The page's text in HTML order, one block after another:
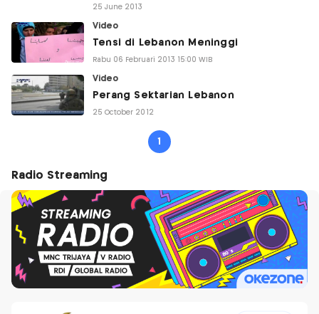
25 June 2013
Video
Tensi di Lebanon Meninggi
Rabu 06 Februari 2013 15:00 WIB
Video
Perang Sektarian Lebanon
25 October 2012
1
Radio Streaming